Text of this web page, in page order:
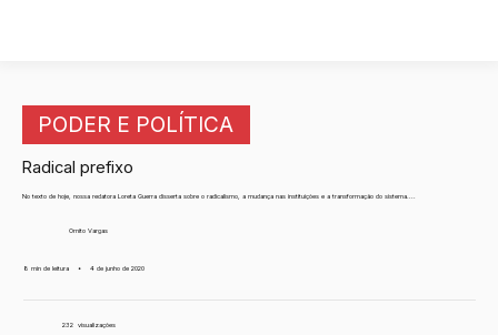
PODER E POLÍTICA
Radical prefixo
No texto de hoje, nossa redatora Loreta Guerra disserta sobre o radicalismo, a mudança nas instituições e a transformação do sistema....
Ornito Vargas
8 min de leitura • 4 de junho de 2020
232 visualizações